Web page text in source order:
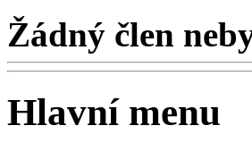
Žádný člen
Hlavní menu